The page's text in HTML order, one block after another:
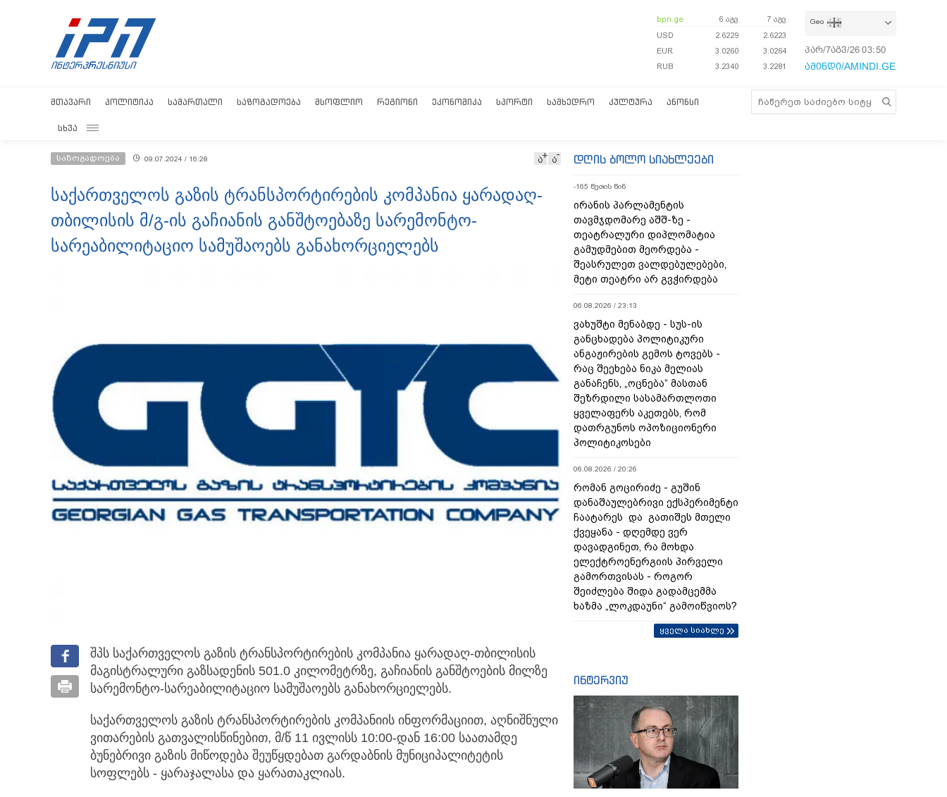
bpn.ge 6 აგვ
7 აგვ
USD
2.6229
2.6223
EUR
3.0260
3.0264
RUB
3.2340 3.2281
Geo
პარ/7აგვ/26 03:50:50
ამინდი/AMINDI.GE
ᲛᲗᲐᲕᲐᲠᲘ ᲞᲝᲚᲘᲢᲘᲙᲐ ᲡᲐᲛᲐᲠᲗᲐᲚᲘ ᲡᲐᲖᲝᲒᲐᲓᲝᲔᲑᲐ ᲛᲡᲝᲤᲚᲘᲝ ᲠᲔᲒᲘᲝᲜᲘ ᲔᲙᲝᲜᲝᲛᲘᲙᲐ ᲡᲞᲝᲠᲢᲘ ᲡᲐᲛᲮᲔᲓᲠᲝ ᲙᲣᲚᲢᲣᲠᲐ ᲐᲜᲝᲜᲡᲘ
ᲡᲮᲕᲐ
საზოგადოება 09.07.2024 / 16:28 ა ა
საქართველოს გაზის ტრანსპორტირების კომპანია ყარადაღ-
თბილისის მ/გ-ის გაჩიანის განშტოებაზე სარემონტო-
სარეაბილიტაციო სამუშაოებს განახორციელებს
შპს საქართველოს გაზის ტრანსპორტირების კომპანია ყარადაღ-თბილისის
მაგისტრალური გაზსადენის 501.0 კილომეტრზე, გაჩიანის განშტოების მილზე
სარემონტო-სარეაბილიტაციო სამუშაოებს განახორციელებს.
საქართველოს გაზის ტრანსპორტირების კომპანიის ინფორმაციით, აღნიშნული
ვითარების გათვალისწინებით, მ/წ 11 ივლისს 10:00-დან 16:00 საათამდე
ბუნებრივი გაზის მიწოდება შეუწყდებათ გარდაბნის მუნიციპალიტეტის
სოფლებს - ყარაჯალასა და ყარათაკლიას.
დღის ბოლო სიახლეები
-165 წუთის წინ
ირანის პარლამენტის
თავმჯდომარე აშშ-ზე -
თეატრალური დიპლომატია
გამუდმებით მეორდება -
შეასრულეთ ვალდებულებები,
მეტი თეატრი არ გვჭირდება
06.08.2026 / 23:13
ვახუშტი მენაბდე - სუს-ის
განცხადება პოლიტიკური
ანგაჟირების გემოს ტოვებს -
რაც შეეხება ნიკა მელიას
განაჩენს, „ოცნება“ მასთან
შეზრდილი სასამართლოთი
ყველაფერს აკეთებს, რომ
დათრგუნოს ოპოზიციონერი
პოლიტიკოსები
06.08.2026 / 20:26
რომან გოცირიძე - გუშინ
დანაშაულებრივი ექსპერიმენტი
ჩაატარეს და გათიშეს მთელი
ქვეყანა - დღემდე ვერ
დავადგინეთ, რა მოხდა
ელექტროენერგიის პირველი
გამორთვისას - როგორ
შეიძლება შიდა გადამცემმა
ხაზმა „ლოკდაუნი“ გამოიწვიოს?
ყველა სიახლე
ინტერვიუ